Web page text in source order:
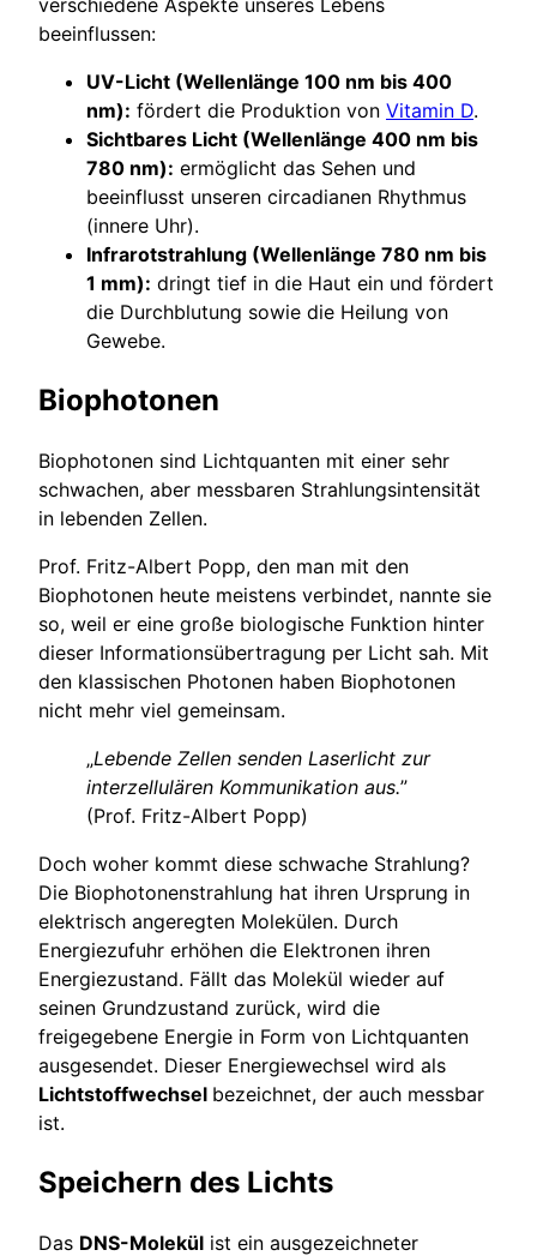
beeinflussen:
UV-Licht (Wellenlänge 100 nm bis 400
nm): fördert die Produktion von Vitamin D.
Sichtbares Licht (Wellenlänge 400 nm bis
780 nm): ermöglicht das Sehen und
beeinflusst unseren circadianen Rhythmus
(innere Uhr).
Infrarotstrahlung (Wellenlänge 780 nm bis
1 mm): dringt tief in die Haut ein und fördert
die Durchblutung sowie die Heilung von
Gewebe.
Biophotonen
Biophotonen sind Lichtquanten mit einer sehr
schwachen, aber messbaren Strahlungsintensität
in lebenden Zellen.
Prof. Fritz-Albert Popp, den man mit den
Biophotonen heute meistens verbindet, nannte sie
so, weil er eine große biologische Funktion hinter
dieser Informationsübertragung per Licht sah. Mit
den klassischen Photonen haben Biophotonen
nicht mehr viel gemeinsam.
„Lebende Zellen senden Laserlicht zur
interzellulären Kommunikation aus.”
(Prof. Fritz-Albert Popp)
Doch woher kommt diese schwache Strahlung?
Die Biophotonenstrahlung hat ihren Ursprung in
elektrisch angeregten Molekülen. Durch
Energiezufuhr erhöhen die Elektronen ihren
Energiezustand. Fällt das Molekül wieder auf
seinen Grundzustand zurück, wird die
freigegebene Energie in Form von Lichtquanten
ausgesendet. Dieser Energiewechsel wird als
Lichtstoffwechsel bezeichnet, der auch messbar
ist.
Speichern des Lichts
Das DNS-Molekül ist ein ausgezeichneter